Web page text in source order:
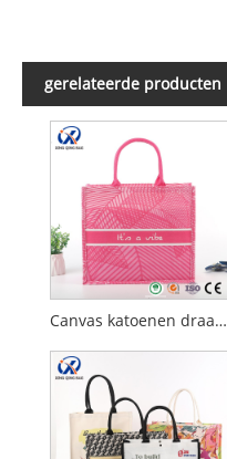
gerelateerde producten
Canvas katoenen draagtassen